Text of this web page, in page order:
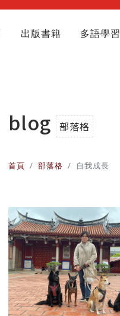
出版書籍 多語學習
blog 部落格
首頁 部落格 自我成長